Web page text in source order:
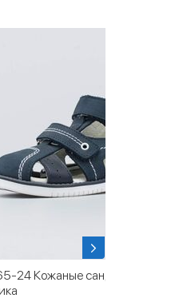
27 Кожаные сандалии для